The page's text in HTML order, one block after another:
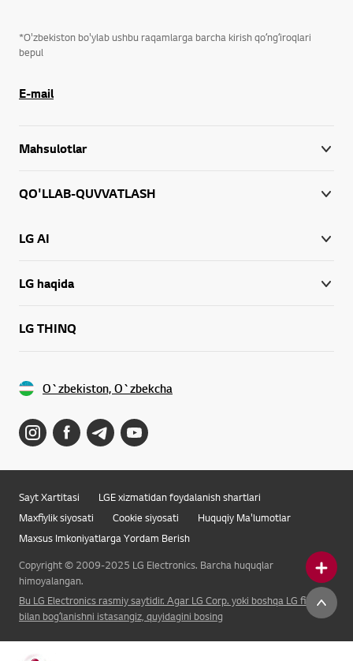
*O'zbekiston bo'ylab ushbu raqamlarga barcha kirish qoʻngʻiroqlari
bepul
E-mail
Mahsulotlar
QO'LLAB-QUVVATLASH
LG AI
LG haqida
LG THINQ
O`zbekiston, O`zbekcha
Sayt Xartitasi
LGE xizmatidan foydalanish shartlari
Maxfiylik siyosati
Cookie siyosati
Huquqiy Ma'lumotlar
Maxsus Imkoniyatlarga Yordam Berish
Copyright © 2009-2025 LG Electronics. Barcha huquqlar
himoyalangan.
Bu LG Electronics rasmiy saytidir. Agar LG Corp. yoki boshqa LG filiali
bilan bogʻlanishni istasangiz, quyidagini bosing